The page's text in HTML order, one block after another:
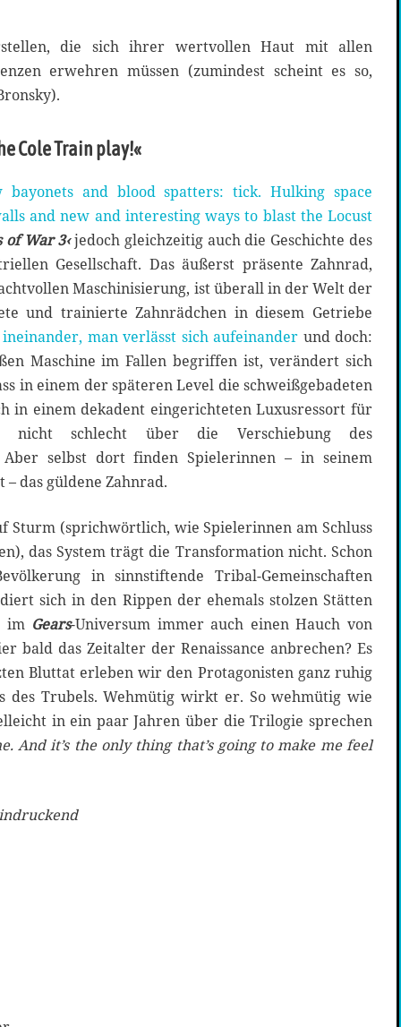
die sich ihrer wertvollen Haut mit allen
erwehren müssen (zumindest scheint es so,
Cole Train play!«
bayonets and blood spatters: tick. Hulking space
and new and interesting ways to blast the Locust
of War 3‹jedoch gleichzeitig auch die Geschichte des
Gesellschaft. Das äußerst präsente Zahnrad,
Maschinisierung, ist überall in der Welt der
und trainierte Zahnrädchen in diesem Getriebe
man verlässt sich aufeinander und doch:
Maschine im Fallen begriffen ist, verändert sich
in einem der späteren Level die schweißgebadeten
in einem dekadent eingerichteten Luxusressort für
nicht schlecht über die Verschiebung des
Aber selbst dort finden Spielerinnen – in seinem
das güldene Zahnrad.
Sturm (sprichwörtlich, wie Spielerinnen am Schluss
das System trägt die Transformation nicht. Schon
in sinnstiftende Tribal-Gemeinschaften
sich in den Rippen der ehemals stolzen Stätten
im Gears-Universum immer auch einen Hauch von
bald das Zeitalter der Renaissance anbrechen? Es
Bluttat erleben wir den Protagonisten ganz ruhig
des Trubels. Wehmütig wirkt er. So wehmütig wie
in ein paar Jahren über die Trilogie sprechen
And it’s the only thing that’s going to make me feel